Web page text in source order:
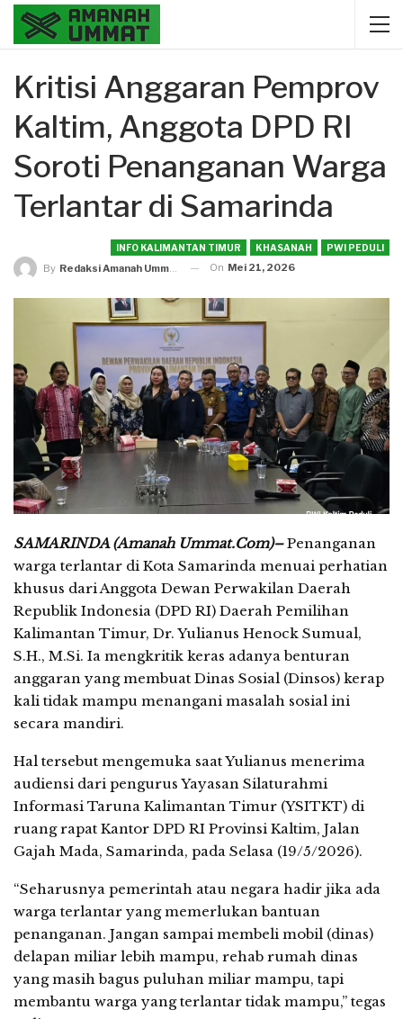
Kritisi Anggaran Pemprov
Kaltim, Anggota DPD RI
Soroti Penanganan Warga
Terlantar di Samarinda
INFO KALIMANTAN TIMUR KHASANAH PWI PEDULI
By Redaksi Amanah Ummat On Mei 21, 2026
SAMARINDA (Amanah Ummat.Com)– Penanganan
warga terlantar di Kota Samarinda menuai perhatian
khusus dari Anggota Dewan Perwakilan Daerah
Republik Indonesia (DPD RI) Daerah Pemilihan
Kalimantan Timur, Dr. Yulianus Henock Sumual,
S.H., M.Si. Ia mengkritik keras adanya benturan
anggaran yang membuat Dinas Sosial (Dinsos) kerap
kali tidak mampu menangani masalah sosial ini
secara mandiri.
Hal tersebut mengemuka saat Yulianus menerima
audiensi dari pengurus Yayasan Silaturahmi
Informasi Taruna Kalimantan Timur (YSITKT) di
ruang rapat Kantor DPD RI Provinsi Kaltim, Jalan
Gajah Mada, Samarinda, pada Selasa (19/5/2026).
“Seharusnya pemerintah atau negara hadir jika ada
warga terlantar yang memerlukan bantuan
penanganan. Jangan sampai membeli mobil (dinas)
delapan miliar lebih mampu, rehab rumah dinas
yang masih bagus puluhan miliar mampu, tapi
membantu warga yang terlantar tidak mampu,” tegas